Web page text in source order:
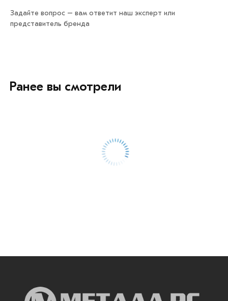
Задайте вопрос – вам ответит наш эксперт или
представитель бренда
Ранее вы смотрели